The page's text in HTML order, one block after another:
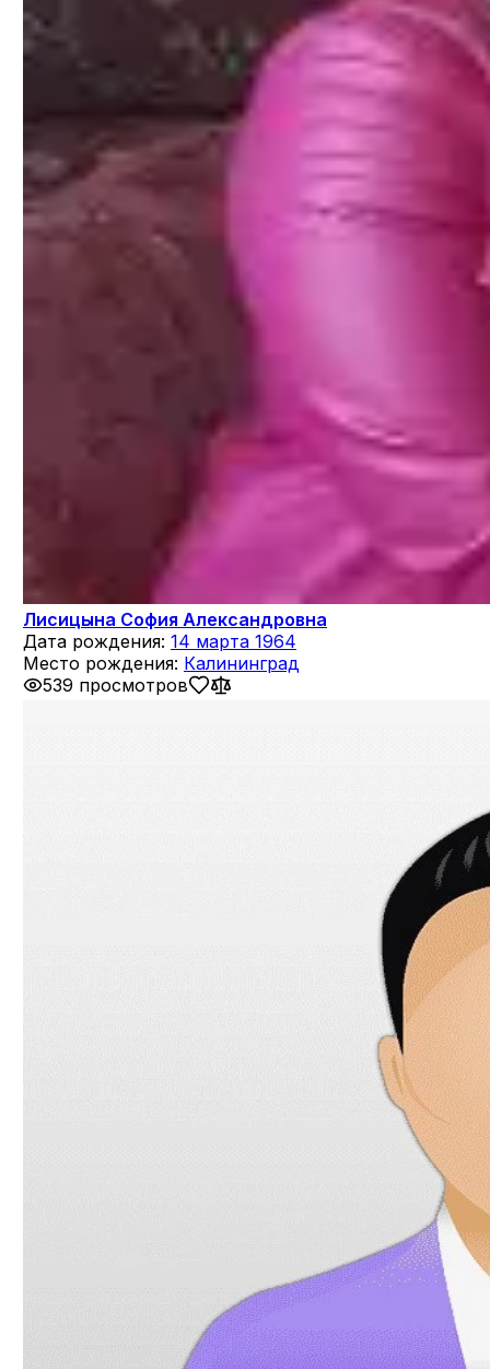
Лисицына София Александровна
Дата рождения: 14 марта 1964
Место рождения: Калининград
539 просмотров